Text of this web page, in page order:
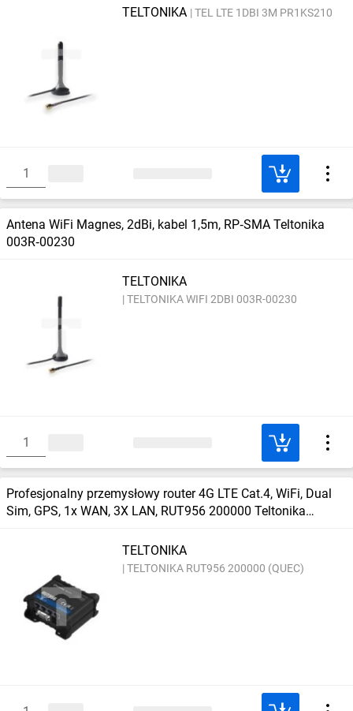
TELTONIKA TEL LTE 1DBI 3M PR1KS210
Antena WiFi Magnes, 2dBi, kabel 1,5m, RP‑SMA Teltonika
003R‑00230
TELTONIKA
TELTONIKA WIFI 2DBI 003R-00230
Profesjonalny przemysłowy router 4G LTE Cat.4, WiFi, Dual
Sim, GPS, 1x WAN, 3X LAN, RUT956 200000 Teltonika
TELTONIKA
TELTONIKA RUT956 200000 (QUEC)